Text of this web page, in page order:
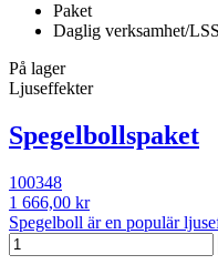
Paket
Daglig verksamhet/LSS
På lager
Ljuseffekter
Spegelbollspaket
100348
1 666,00 kr
Spegelboll är en populär